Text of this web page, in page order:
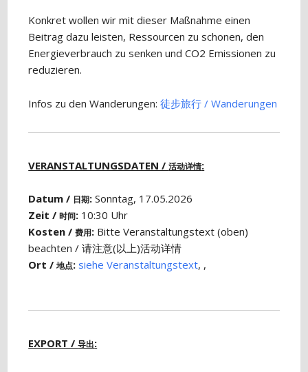
Konkret wollen wir mit dieser Maßnahme einen
Beitrag dazu leisten, Ressourcen zu schonen, den
Energieverbrauch zu senken und CO2 Emissionen zu
reduzieren.
Infos zu den Wanderungen:徒步​旅行 / Wanderungen
VERANSTALTUNGSDATEN /活动详情:
Datum / 日期: Sonntag, 17.05.2026
Zeit /时间: 10:30 Uhr
Kosten /费用: Bitte Veranstaltungstext (oben)
beachten / 请注意(以上)活动详情
Ort /地点: siehe Veranstaltungstext, ,
EXPORT /导出: